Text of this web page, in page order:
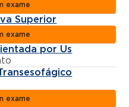
exame
Superior
exame
por Us
exame